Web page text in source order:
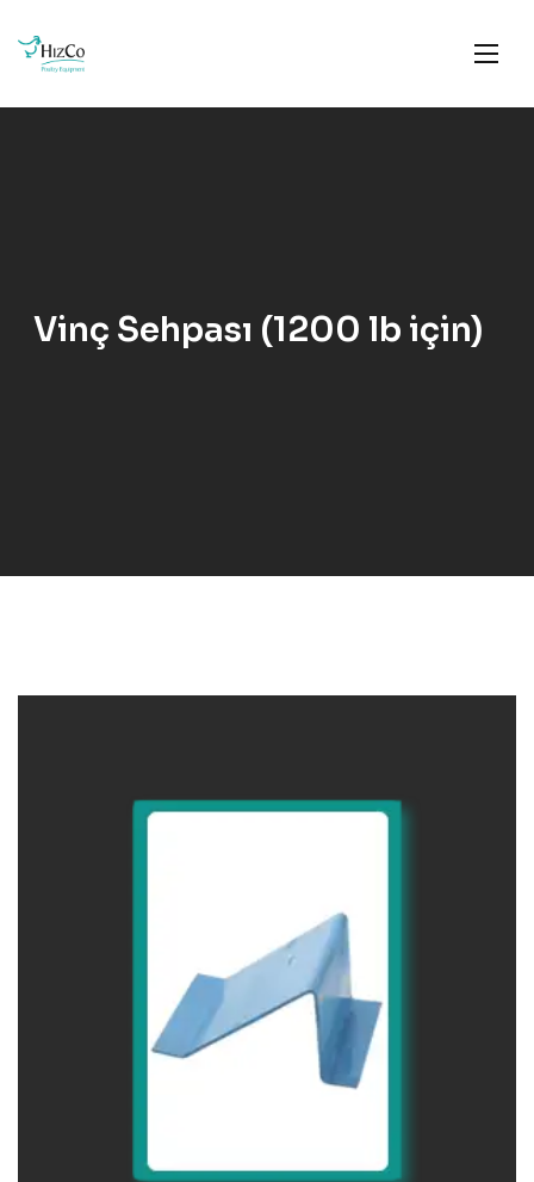
Vinç Sehpası (1200 lb için)